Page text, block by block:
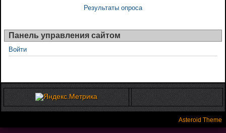
Результаты опроса
Панель управления сайтом
Войти
Asteroid Theme